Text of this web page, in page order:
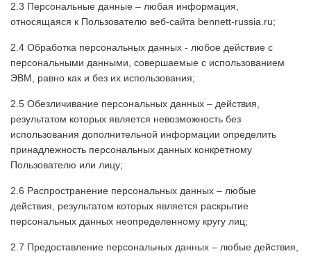
2.3 Персональные данные – любая информация,
относящаяся к Пользователю веб-сайта bennett-russia.ru;
2.4 Обработка персональных данных - любое действие с
персональными данными, совершаемые с использованием
ЭВМ, равно как и без их использования;
2.5 Обезличивание персональных данных – действия,
результатом которых является невозможность без
использования дополнительной информации определить
принадлежность персональных данных конкретному
Пользователю или лицу;
2.6 Распространение персональных данных – любые
действия, результатом которых является раскрытие
персональных данных неопределенному кругу лиц;
2.7 Предоставление персональных данных – любые действия,